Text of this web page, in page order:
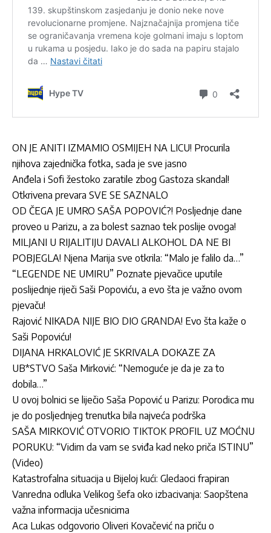
ON JE ANITI IZMAMIO OSMIJEH NA LICU! Procurila
njihova zajednička fotka, sada je sve jasno
Anđela i Sofi žestoko zaratile zbog Gastoza skandal!
Otkrivena prevara SVE SE SAZNALO
OD ČEGA JE UMRO SAŠA POPOVIĆ?! Posljednje dane
proveo u Parizu, a za bolest saznao tek poslije ovoga!
MILJANI U RIJALITIJU DAVALI ALKOHOL DA NE BI
POBJEGLA! Njena Marija sve otkrila: “Malo je falilo da…”
“LEGENDE NE UMIRU” Poznate pjevačice uputile
poslijednje riječi Saši Popoviću, a evo šta je važno ovom
pjevaču!
Rajović NIKADA NIJE BIO DIO GRANDA! Evo šta kaže o
Saši Popoviću!
DIJANA HRKALOVIĆ JE SKRIVALA DOKAZE ZA
UB*STVO Saša Mirković: “Nemoguće je da je za to
dobila…”
U ovoj bolnici se liječio Saša Popović u Parizu: Porodica mu
je do posljednjeg trenutka bila najveća podrška
SAŠA MIRKOVIĆ OTVORIO TIKTOK PROFIL UZ MOĆNU
PORUKU: “Vidim da vam se sviđa kad neko priča ISTINU”
(Video)
Katastrofalna situacija u Bijeloj kući: Gledaoci frapiran
Vanredna odluka Velikog šefa oko izbacivanja: Saopštena
važna informacija učesnicima
Aca Lukas odgovorio Oliveri Kovačević na priču o